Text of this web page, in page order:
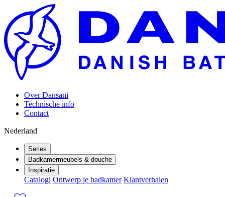
Over Dansani
Technische info
Contact
Nederland
Series
Badkamermeubels & douche
Inspiratie
Catalogi Ontwerp je badkamer Klantverhalen